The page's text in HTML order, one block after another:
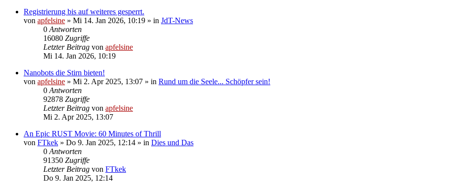
Registrierung bis auf weiteres gesperrt.
von apfelsine » Mi 14. Jan 2026, 10:19 » in JdT-News
0Antworten
16080 Zugriffe
Letzter Beitrag von apfelsine
Mi 14. Jan 2026, 10:19
Nanobots die Stirn bieten!
von apfelsine » Mi 2. Apr 2025, 13:07 » in Rund um die Seele... Schöpfer sein!
0Antworten
92878 Zugriffe
Letzter Beitrag von apfelsine
Mi 2. Apr 2025, 13:07
An Epic RUST Movie: 60 Minutes of Thrill
von FTkek » Do 9. Jan 2025, 12:14 » in Dies und Das
0Antworten
91350 Zugriffe
Letzter Beitrag von FTkek
Do 9. Jan 2025, 12:14